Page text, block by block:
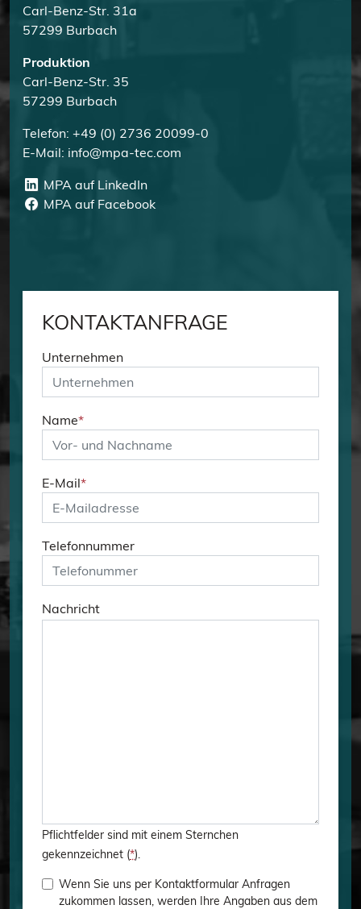
Carl-Benz-Str. 31a
57299 Burbach
Produktion
Carl-Benz-Str. 35
57299 Burbach
Telefon: +49 (0) 2736 20099-0
E-Mail: info@mpa-tec.com
MPA auf LinkedIn
MPA auf LinkedIn
MPA auf Facebook
MPA auf Facebook
KONTAKTANFRAGE
Unternehmen
Name*
E-Mail*
Telefonnummer
Nachricht
Pflichtfelder sind mit einem Sternchen
gekennzeichnet (*).
Wenn Sie uns per Kontaktformular Anfragen
zukommen lassen, werden Ihre Angaben aus dem